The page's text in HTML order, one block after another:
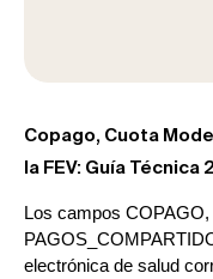
Copago, Cuota
la FEV: Guía Técnica
Los campos
electrónica de salud